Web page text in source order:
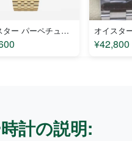
オイスター パーペチュアル 1908-52508 コピー
¥42,800
計の説明: